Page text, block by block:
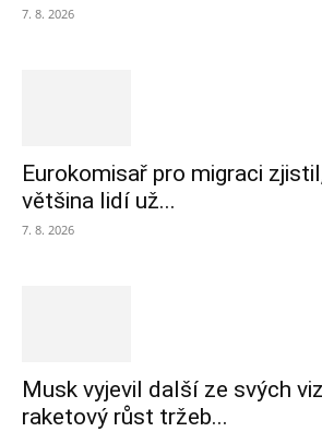
7. 8. 2026
Eurokomisař pro migraci
většina lidí už...
7. 8. 2026
Musk vyjevil další ze svých
raketový růst tržeb...